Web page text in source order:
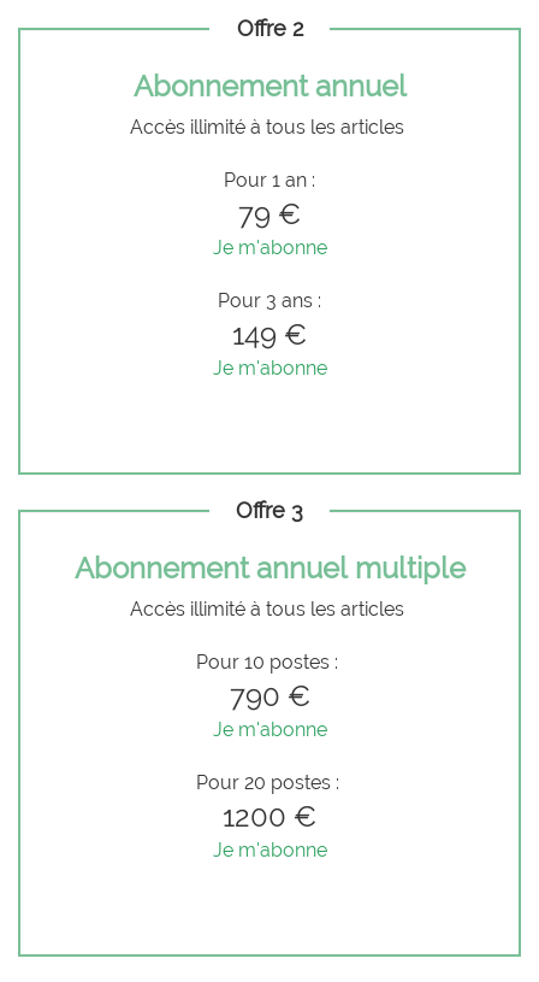
Offre 2
Abonnement annuel
Accès illimité à tous les articles
Pour 1 an :
79 €
Je m'abonne
Pour 3 ans :
149 €
Je m'abonne
Offre 3
Abonnement annuel multiple
Accès illimité à tous les articles
Pour 10 postes :
790 €
Je m'abonne
Pour 20 postes :
1200 €
Je m'abonne